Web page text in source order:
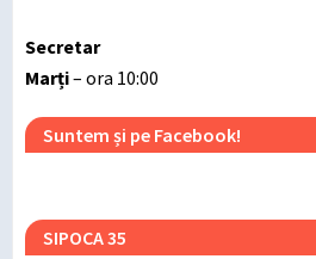
Secretar
Marți– ora 10:00
Suntem și pe Facebook!
SIPOCA 35